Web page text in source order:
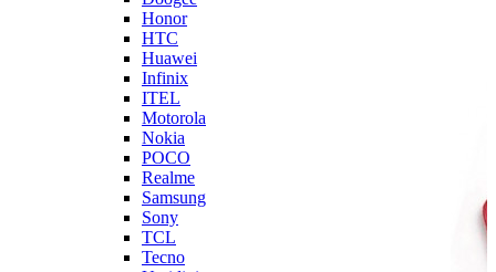
Honor
HTC
Huawei
Infinix
ITEL
Motorola
Nokia
POCO
Realme
Samsung
Sony
TCL
Tecno